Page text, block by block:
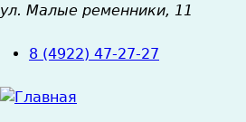
Jump
navigation
ул. Малые ременники, 11
8 (4922) 47-27-27